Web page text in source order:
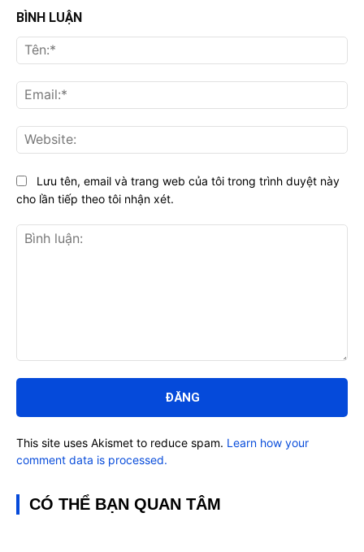
BÌNH LUẬN
luận:
Lưu tên, email và trang web của tôi trong trình duyệt này
cho lần tiếp theo tôi nhận xét.
This site uses Akismet to reduce spam. Learn how your
comment data is processed.
CÓ THỂ BẠN QUAN TÂM